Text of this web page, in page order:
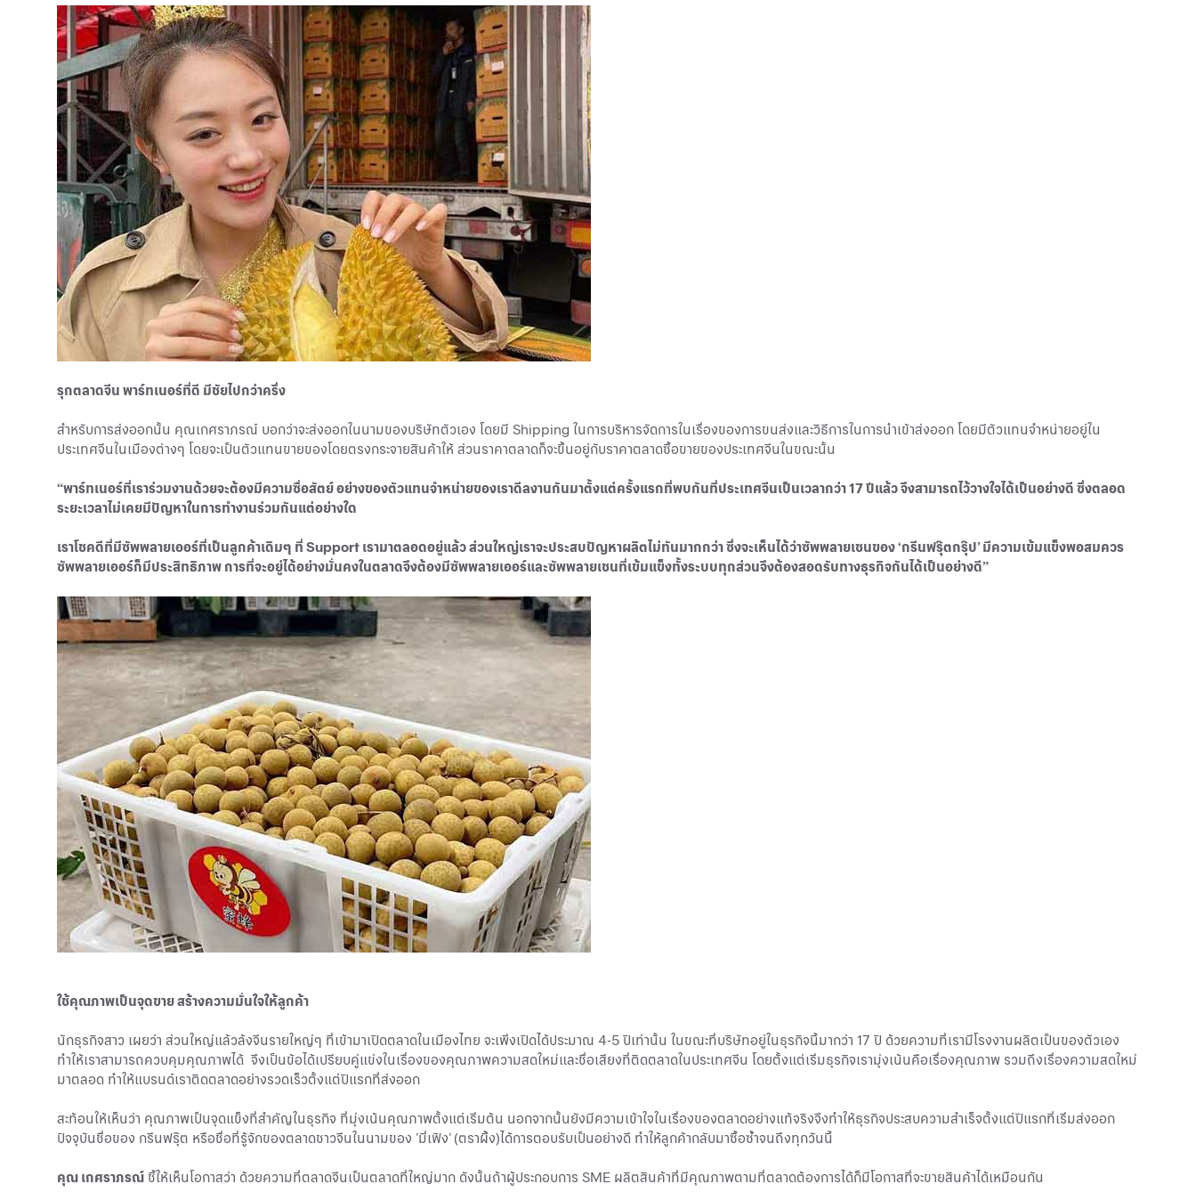
รุกตลาดจีน พาร์ทเนอร์ที่ดี มีชัยไปกว่าครึ่ง
สำหรับการส่งออกนั้น คุณเกศราภรณ์ บอกว่าจะส่งออกในนามของบริษัทตัวเอง โดยมี Shipping ในการบริหารจัดการในเรื่องของการขนส่งและวิธีการในการนำเข้าส่งออก โดยมีตัวแทนจำหน่ายอยู่ใน
ประเทศจีนในเมืองต่างๆ โดยจะเป็นตัวแทนขายของโดยตรงกระจายสินค้าให้ ส่วนราคาตลาดก็จะขึ้นอยู่กับราคาตลาดซื้อขายของประเทศจีนในขณะนั้น
“พาร์ทเนอร์ที่เราร่วมงานด้วยจะต้องมีความซื่อสัตย์ อย่างของตัวแทนจำหน่ายของเราดีลงานกันมาตั้งแต่ครั้งแรกที่พบกันที่ประเทศจีนเป็นเวลากว่า 17 ปีแล้ว จึงสามารถไว้วางใจได้เป็นอย่างดี ซึ่งตลอด
ระยะเวลาไม่เคยมีปัญหาในการทำงานร่วมกันแต่อย่างใด
เราโชคดีที่มีซัพพลายเออร์ที่เป็นลูกค้าเดิมๆ ที่ Support เรามาตลอดอยู่แล้ว ส่วนใหญ่เราจะประสบปัญหาผลิตไม่ทันมากกว่า ซึ่งจะเห็นได้ว่าซัพพลายเชนของ ‘กรีนฟรุ๊ตกรุ๊ป’ มีความเข้มแข็งพอสมควร
ซัพพลายเออร์ก็มีประสิทธิภาพ การที่จะอยู่ได้อย่างมั่นคงในตลาดจึงต้องมีซัพพลายเออร์และซัพพลายเชนที่เข้มแข็งทั้งระบบทุกส่วนจึงต้องสอดรับทางธุรกิจกันได้เป็นอย่างดี”
ใช้คุณภาพเป็นจุดขาย สร้างความมั่นใจให้ลูกค้า
นักธุรกิจสาว เผยว่า ส่วนใหญ่แล้วล้งจีนรายใหญ่ๆ ที่เข้ามาเปิดตลาดในเมืองไทย จะเพิ่งเปิดได้ประมาณ 4-5 ปีเท่านั้น ในขณะที่บริษัทอยู่ในธุรกิจนี้มากว่า 17 ปี ด้วยความที่เรามีโรงงานผลิตเป็นของตัวเอง
ทำให้เราสามารถควบคุมคุณภาพได้ จึงเป็นข้อได้เปรียบคู่แข่งในเรื่องของคุณภาพความสดใหม่และชื่อเสียงที่ติดตลาดในประเทศจีน โดยตั้งแต่เริ่มธุรกิจเรามุ่งเน้นคือเรื่องคุณภาพ รวมถึงเรื่องความสดใหม่
มาตลอด ทำให้แบรนด์เราติดตลาดอย่างรวดเร็วตั้งแต่ปีแรกที่ส่งออก
สะท้อนให้เห็นว่า คุณภาพเป็นจุดแข็งที่สำคัญในธุรกิจ ที่มุ่งเน้นคุณภาพตั้งแต่เริ่มต้น นอกจากนั้นยังมีความเข้าใจในเรื่องของตลาดอย่างแท้จริงจึงทำให้ธุรกิจประสบความสำเร็จตั้งแต่ปีแรกที่เริ่มส่งออก
ปัจจุบันชื่อของ กรีนฟรุ๊ต หรือชื่อที่รู้จักของตลาดชาวจีนในนามของ ’มี่เฟิง’ (ตราผึ้ง)ได้การตอบรับเป็นอย่างดี ทำให้ลูกค้ากลับมาซื้อซ้ำจนถึงทุกวันนี้
คุณ เกศราภรณ์ ชี้ให้เห็นโอกาสว่า ด้วยความที่ตลาดจีนเป็นตลาดที่ใหญ่มาก ดังนั้นถ้าผู้ประกอบการ SME ผลิตสินค้าที่มีคุณภาพตามที่ตลาดต้องการได้ก็มีโอกาสที่จะขายสินค้าได้เหมือนกัน